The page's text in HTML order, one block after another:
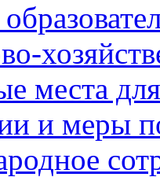
места
и меры